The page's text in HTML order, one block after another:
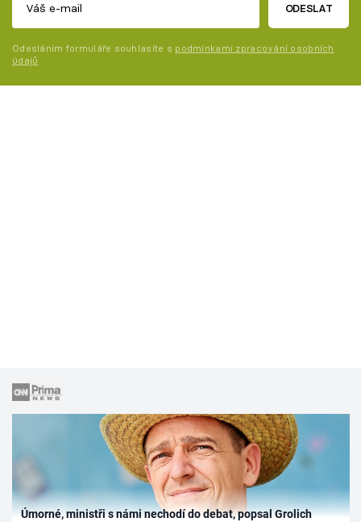
ODESLAT
Odesláním formuláře souhlasíte s podmínkami zpracování osobních
údajů
Úmorné, ministři s námi nechodí do debat, popsal Grolich